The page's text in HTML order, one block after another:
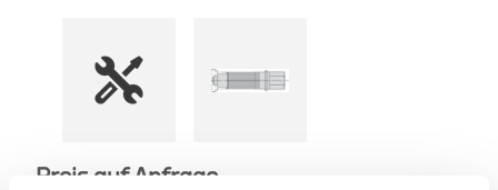
Preis auf Anfrage